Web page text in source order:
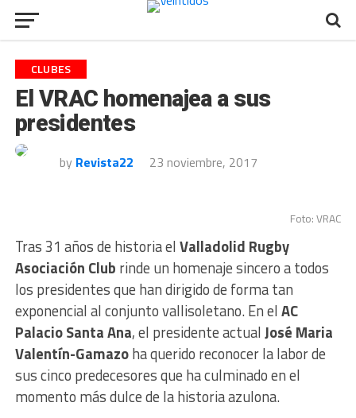
CLUBES
El VRAC homenajea a sus
presidentes
by Revista22 23 noviembre, 2017
Foto: VRAC
Tras 31 años de historia elValladolid Rugby
Asociación Club rinde un homenaje sincero a todos
los presidentes que han dirigido de forma tan
exponencial al conjunto vallisoletano. En elAC
Palacio Santa Ana, el presidente actualJosé Maria
Valentín-Gamazoha querido reconocer la labor de
sus cinco predecesores que ha culminado en el
momento más dulce de la historia azulona.